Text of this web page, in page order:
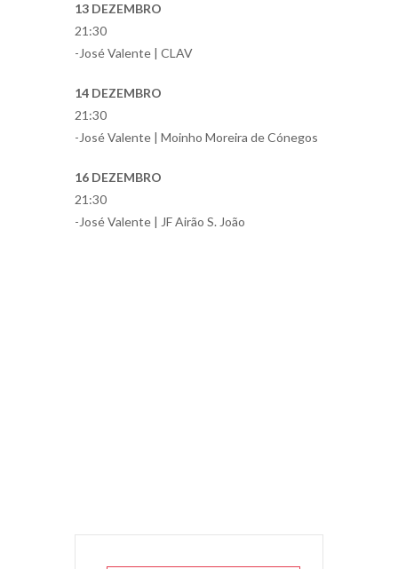
13 DEZEMBRO
21:30
-José Valente | CLAV
14 DEZEMBRO
21:30
-José Valente | Moinho Moreira de Cónegos
16 DEZEMBRO
21:30
-José Valente | JF Airão S. João